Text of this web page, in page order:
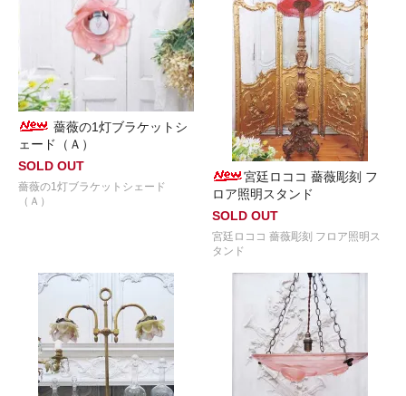
薔薇の1灯ブラケットシ
ェード（Ａ）
SOLD OUT
薔薇の1灯ブラケットシェード
（Ａ）
宮廷ロココ 薔薇彫刻 フ
ロア照明スタンド
SOLD OUT
宮廷ロココ 薔薇彫刻 フロア照明ス
タンド